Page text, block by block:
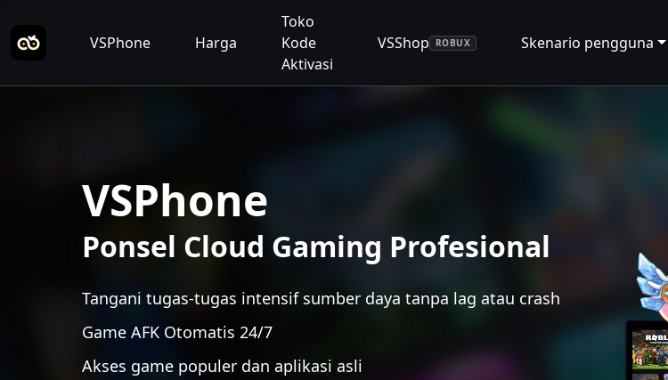
VSPhone Harga
Toko
Kode
Aktivasi
VSShop ROBUX Skenario pengguna
VSPhone
Ponsel Cloud Gaming Profesional
Tangani tugas-tugas intensif sumber daya tanpa lag atau crash
Game AFK Otomatis 24/7
Akses game populer dan aplikasi asli